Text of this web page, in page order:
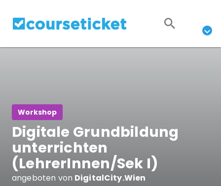
Workshop
Digitale Grundbildung
unterrichten
(LehrerInnen/Sek I)
angeboten von DigitalCity.Wien